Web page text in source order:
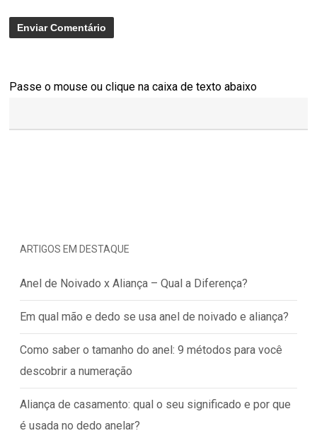
Passe o mouse ou clique na caixa de texto abaixo
ARTIGOS EM DESTAQUE
Anel de Noivado x Aliança – Qual a Diferença?
Em qual mão e dedo se usa anel de noivado e aliança?
Como saber o tamanho do anel: 9 métodos para você
descobrir a numeração
Aliança de casamento: qual o seu significado e por que
é usada no dedo anelar?